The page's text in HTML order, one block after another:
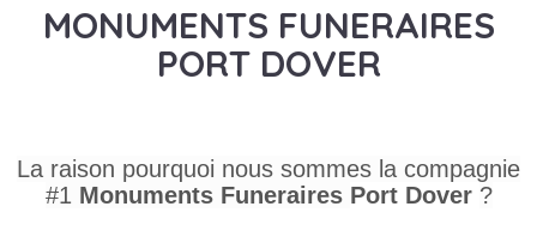
MONUMENTS FUNERAIRES
PORT DOVER
La raison pourquoi nous sommes la compagnie
#1 Monuments Funeraires Port Dover ?